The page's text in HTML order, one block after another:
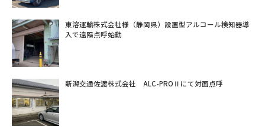
東溶運輸株式会社様（静岡県）設置型アルコール検知器導
入で遠隔点呼始動
新潟交通佐渡株式会社 ALC-PROⅡにて対面点呼